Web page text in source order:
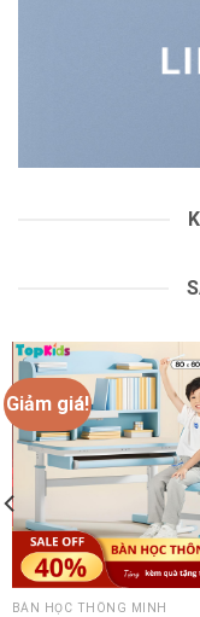
Giảm giá!
BÀN HỌC THÔNG MINH